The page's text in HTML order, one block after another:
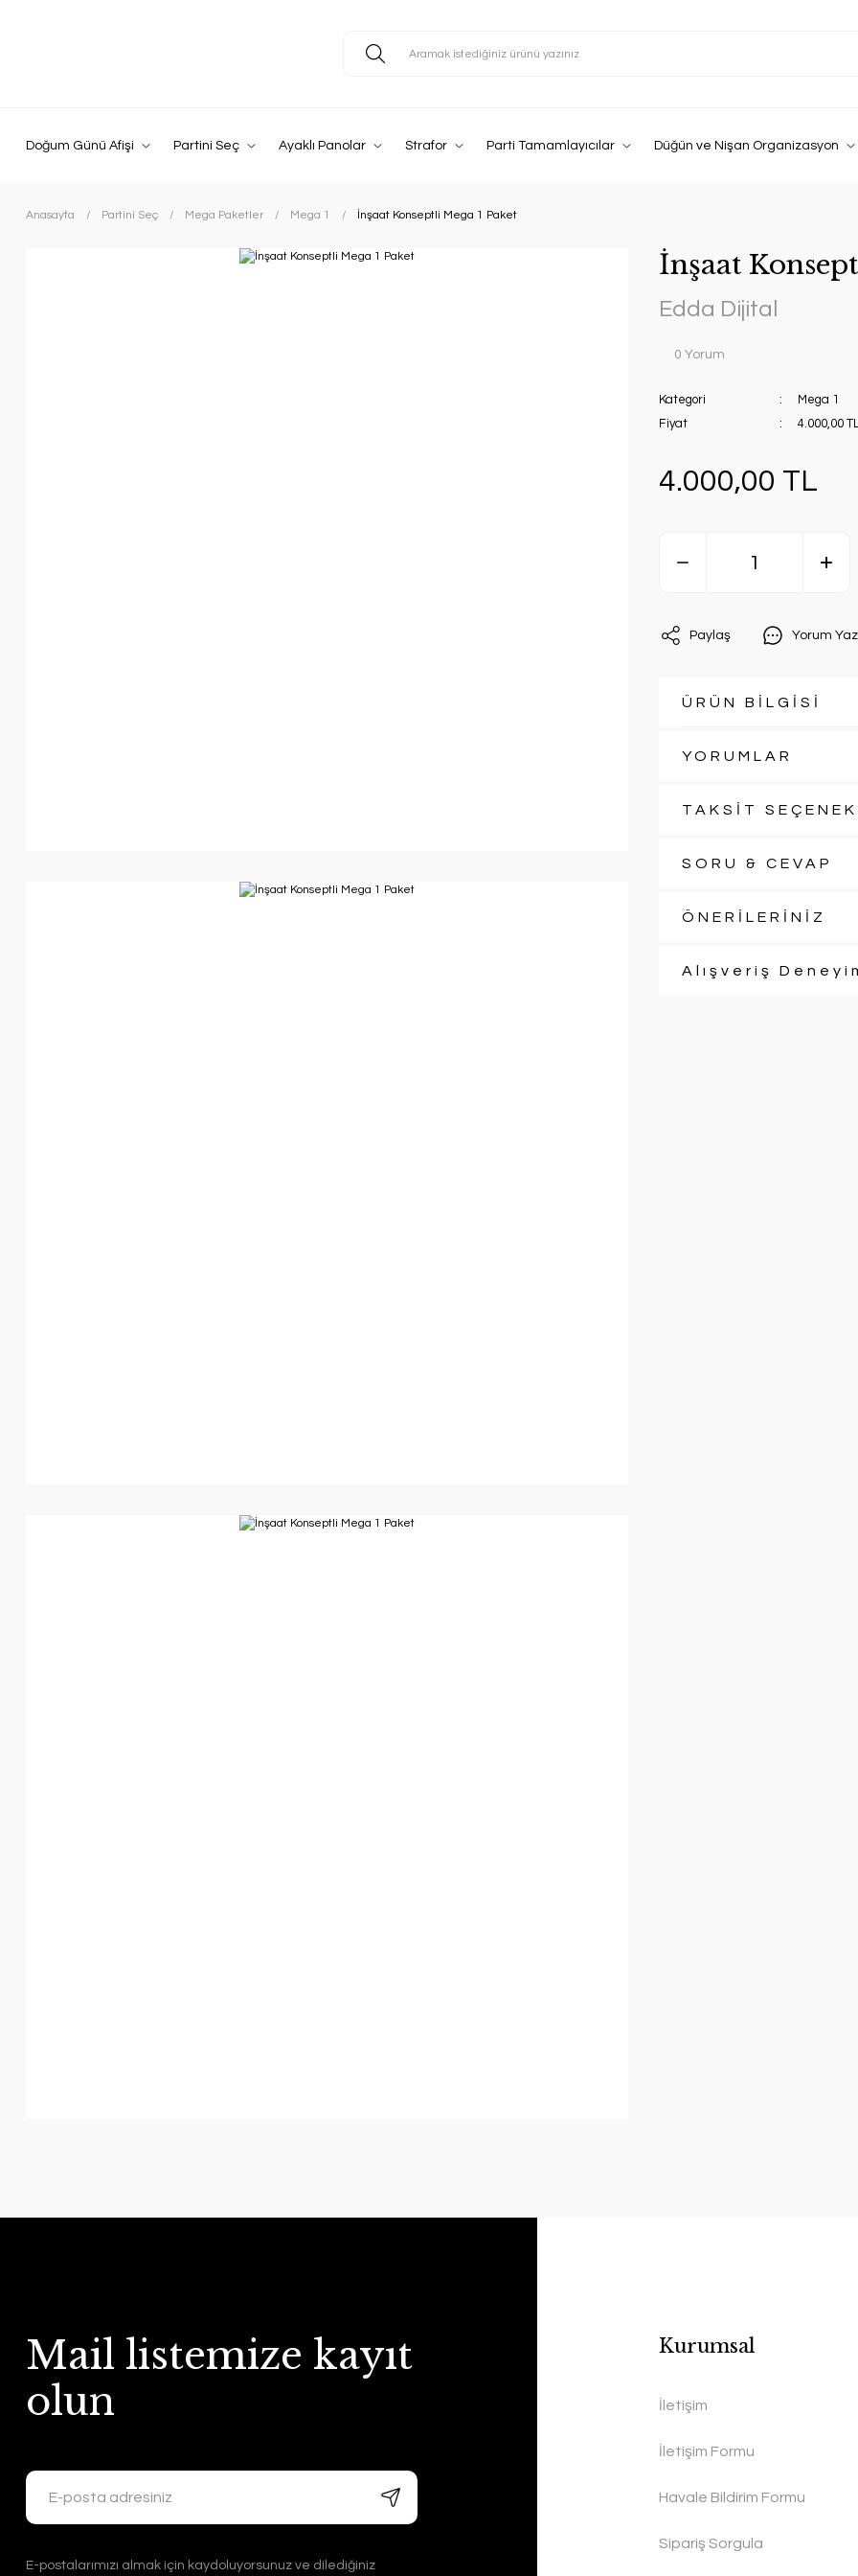
Doğum Günü Afişi Partini Seç Ayaklı Panolar Strafor Parti Tamamlayıcılar Düğün ve Nişan Organizasyon
Anasayfa Partini Seç Mega Paketler Mega 1 İnşaat Konseptli Mega 1 Paket
İnşaat
Edda Dijital
0 Yorum
Kategori
Mega 1
Fiyat
4.000,00
4.000,00 TL
Paylaş Yorum Yaz
ÜRÜN BİLGİSİ
YORUMLAR
TAKSİT
SORU & CEVAP
ÖNERİLERİNİZ
Alışveriş
Mail listemize kayıt
olun
E-postalarımızı almak için kaydoluyorsunuz ve dilediğiniz
Kurumsal
İletişim
İletişim Formu
Havale Bildirim Formu
Sipariş Sorgula